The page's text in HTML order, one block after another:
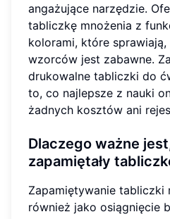
angażujące narzędzie.
tabliczkę mnożenia z
kolorami, które
wzorców jest zabawne.
drukowalne tabliczki do
to, co najlepsze z nauki
żadnych kosztów ani
Dlaczego ważne
zapamiętały
Zapamiętywanie tabliczki
również jako osiągnięcie